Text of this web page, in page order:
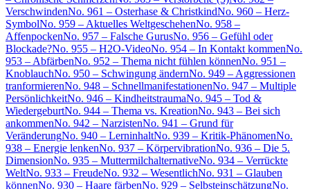
VerschwindenNo. 961 – Osterhase & ChristkindNo. 960 – Herz-
SymbolNo. 959 – Aktuelles WeltgeschehenNo. 958 –
AffenpockenNo. 957 – Falsche GurusNo. 956 – Gefühl oder
Blockade?No. 955 – H2O-VideoNo. 954 – In Kontakt kommenNo.
953 – AbfärbenNo. 952 – Thema nicht fühlen könnenNo. 951 –
KnoblauchNo. 950 – Schwingung ändernNo. 949 – Aggressionen
tranformierenNo. 948 – SchnellmanifestationenNo. 947 – Multiple
PersönlichkeitNo. 946 – KindheitstraumaNo. 945 – Tod &
WiedergeburtNo. 944 – Thema vs. KreationNo. 943 – Bei sich
ankommenNo. 942 – NarzistenNo. 941 – Grund für
VeränderungNo. 940 – LerninhaltNo. 939 – Kritik-PhänomenNo.
938 – Energie lenkenNo. 937 – KörpervibrationNo. 936 – Die 5.
DimensionNo. 935 – MuttermilchalternativeNo. 934 – Verrückte
WeltNo. 933 – FreudeNo. 932 – WesentlichNo. 931 – Glauben
könnenNo. 930 – Haare färbenNo. 929 – SelbsteinschätzungNo.